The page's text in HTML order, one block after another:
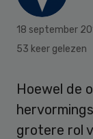
18 september
53 keer gelezen
Hoewel de
grotere rol